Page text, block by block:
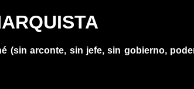
(sin arconte, sin jefe, sin gobierno,